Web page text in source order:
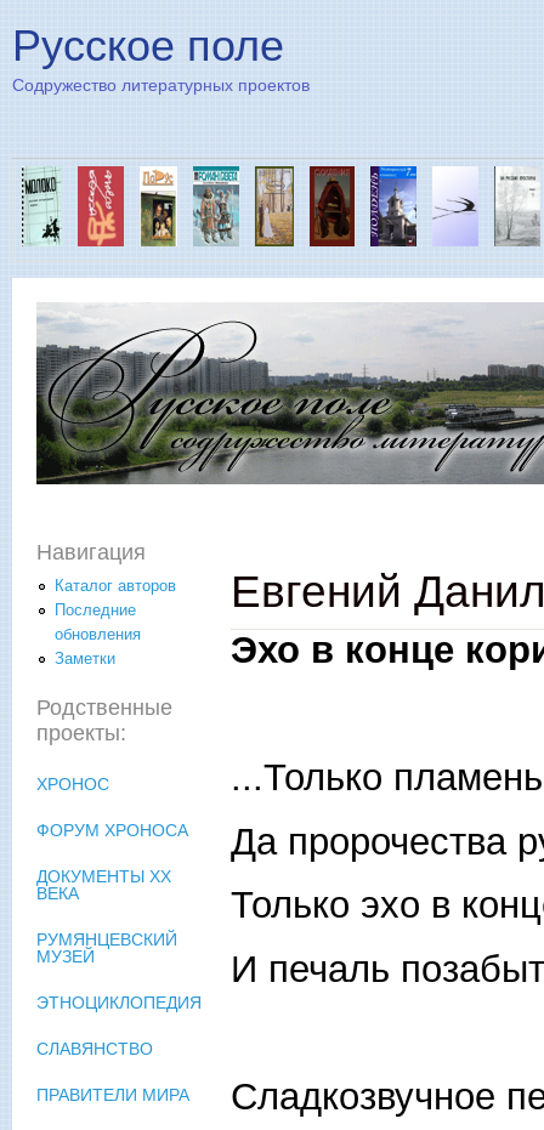
Русское поле
Содружество литературных проектов
Евгений
Эхо в конце
...Только
Да пророчества
Только эхо в
И печаль
Сладкозвучное
Навигация
Каталог авторов
Последние
обновления
Заметки
Родственные
проекты:
ХРОНОС
ФОРУМ ХРОНОСА
ДОКУМЕНТЫ XX
ВЕКА
РУМЯНЦЕВСКИЙ
МУЗЕЙ
ЭТНОЦИКЛОПЕДИЯ
СЛАВЯНСТВО
ПРАВИТЕЛИ МИРА